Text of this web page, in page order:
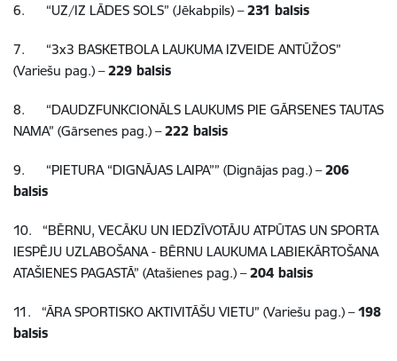
6. “UZ/IZ LĀDES SOLS” (Jēkabpils) –231 balsis
7.
“3x3 BASKETBOLA LAUKUMA IZVEIDE ANTŪŽOS”
(Variešu pag.) –229 balsis
8.
“DAUDZFUNKCIONĀLS LAUKUMS PIE GĀRSENES TAUTAS
NAMA” (Gārsenes pag.) –222 balsis
9. “PIETURA “DIGNĀJAS LAIPA”” (Dignājas pag.) –206
balsis
10.
“BĒRNU, VECĀKU UN IEDZĪVOTĀJU ATPŪTAS UN SPORTA
IESPĒJU UZLABOŠANA - BĒRNU LAUKUMA LABIEKĀRTOŠANA
ATAŠIENES PAGASTĀ” (Atašienes pag.) –204 balsis
11. “ĀRA SPORTISKO AKTIVITĀŠU VIETU” (Variešu pag.) –198
balsis